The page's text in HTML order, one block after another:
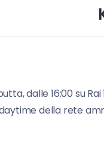
dalle 16:00 su
della rete